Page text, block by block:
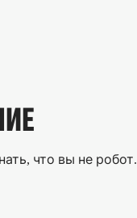
что вы не робот.